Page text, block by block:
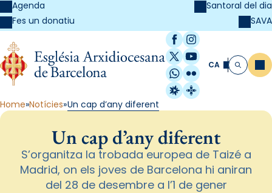
Agenda
Fes un donatiu
Santoral del dia
SAVA
Facebook
Instagram
X / Twitter
YouTube
WhatsApp
Flickr
Radio Estel
Catalunya
CA Cerca
Home Notícies Un cap d’any diferent
Un cap d’any diferent
S’organitza la trobada europea de Taizé a
Madrid, on els joves de Barcelona hi aniran
del 28 de desembre a l’1 de gener